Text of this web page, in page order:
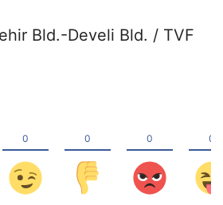
Bld.-Develi Bld. / TVF